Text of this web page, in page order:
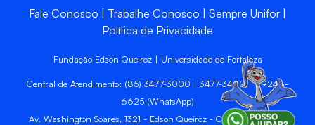
Fale Conosco Trabalhe Conosco
Sempre Unifor
Política de Privacidade
Fundação Edson Queiroz | Universidade de Fortaleza
Central de Atendimento: (85) 3477-3000 | 3477-3400 | 99246-
6625 (WhatsApp)
Av. Washington Soares, 1321 - Edson Queiroz - CEP 60811-905 -